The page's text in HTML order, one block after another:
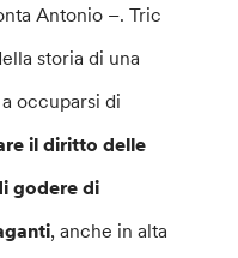
Antonio –. Tric
storia di una
occuparsi di
il diritto delle
godere di
, anche in alta